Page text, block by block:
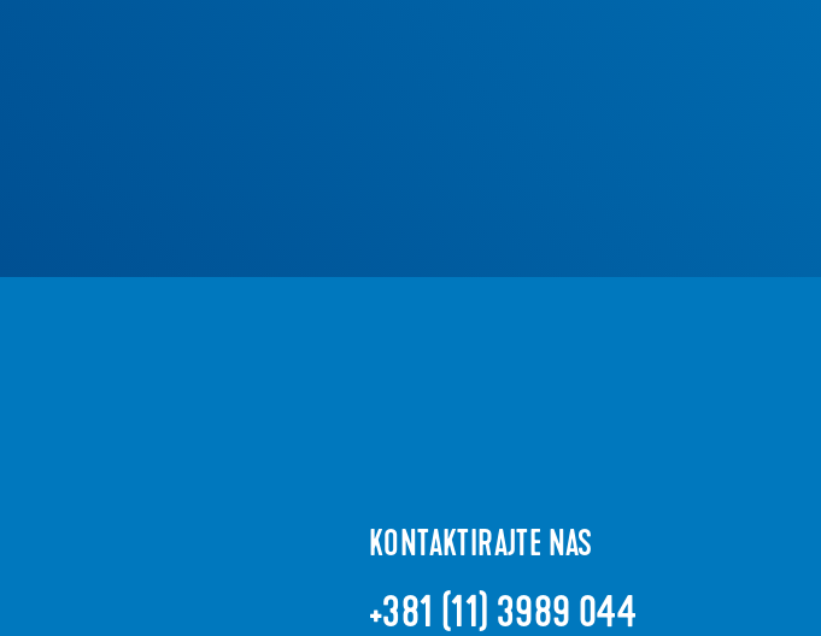
KONTAKTIRAJTE NAS
+381 (11) 3989 044